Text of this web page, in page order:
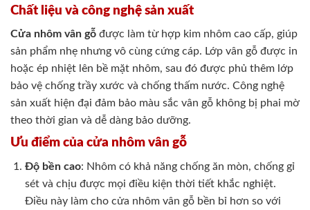
Chất liệu và công nghệ sản xuất
Cửa nhôm vân gỗ được làm từ hợp kim nhôm cao cấp, giúp
sản phẩm nhẹ nhưng vô cùng cứng cáp. Lớp vân gỗ được in
hoặc ép nhiệt lên bề mặt nhôm, sau đó được phủ thêm lớp
bảo vệ chống trầy xước và chống thấm nước. Công nghệ
sản xuất hiện đại đảm bảo màu sắc vân gỗ không bị phai mờ
theo thời gian và dễ dàng bảo dưỡng.
Ưu điểm của cửa nhôm vân gỗ
Độ bền cao: Nhôm có khả năng chống ăn mòn, chống gỉ
sét và chịu được mọi điều kiện thời tiết khắc nghiệt.
Điều này làm cho cửa nhôm vân gỗ bền bỉ hơn so với